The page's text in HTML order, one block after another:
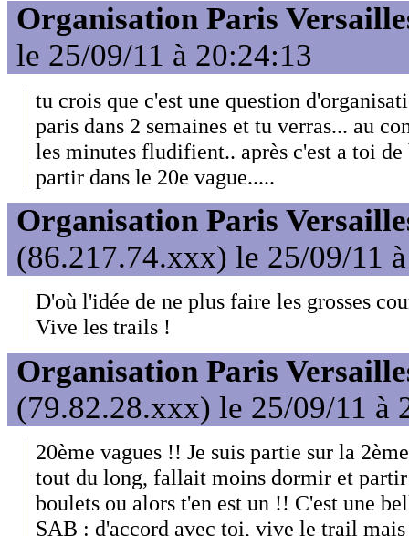
Organisation Paris
le 25/09/11 à 20:24:13
tu crois que c'est une question
paris dans 2 semaines et tu verras... au
les minutes fludifient.. après c'est a toi de
partir dans le 20e vague.....
Organisation Paris
(86.217.74.xxx) le 25/09/11
D'où l'idée de ne plus faire les grosses
Vive les trails !
Organisation Paris
(79.82.28.xxx) le 25/09/11 à
20ème vagues !! Je suis partie sur la
tout du long, fallait moins dormir et
boulets ou alors t'en est un !! C'est une
SAB : d'accord avec toi, vive le trail mais